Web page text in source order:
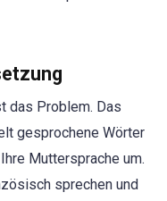
das Problem. Das
gesprochene Wörter
Muttersprache um.
sprechen und